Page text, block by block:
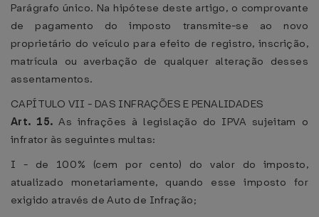
Parágrafo único. Na hipótese deste artigo, o comprovante
de pagamento do imposto transmite-se ao novo
proprietário do veículo para efeito de registro, inscrição,
matrícula ou averbação de qualquer alteração desses
assentamentos.
CAPÍTULO VII - DAS INFRAÇÕES E PENALIDADES
Art. 15. As infrações à legislação do IPVA sujeitam o
infrator às seguintes multas:
I - de 100% (cem por cento) do valor do imposto,
atualizado monetariamente, quando esse imposto for
exigido através de Auto de Infração;